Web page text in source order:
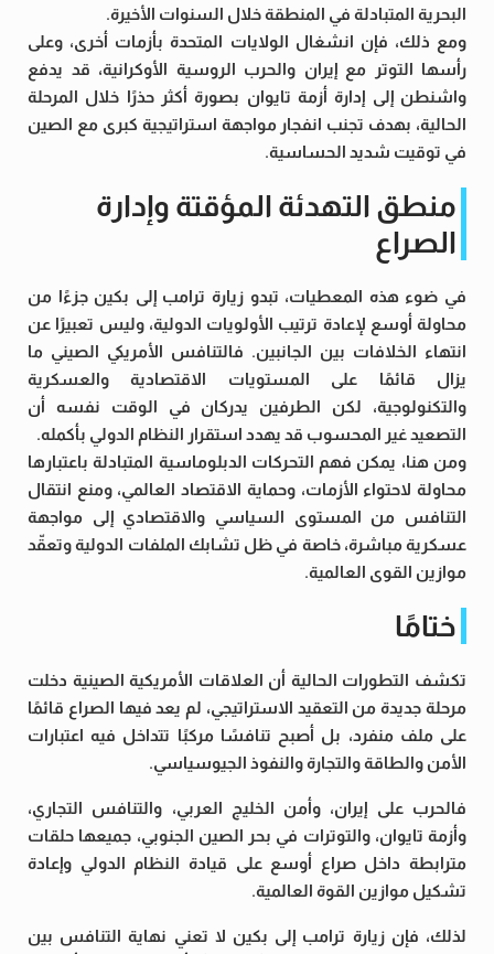
البحرية المتبادلة في المنطقة خلال السنوات الأخيرة.
ومع ذلك، فإن انشغال الولايات المتحدة بأزمات أخرى، وعلى
رأسها التوتر مع إيران والحرب الروسية الأوكرانية، قد يدفع
واشنطن إلى إدارة أزمة تايوان بصورة أكثر حذرًا خلال المرحلة
الحالية، بهدف تجنب انفجار مواجهة استراتيجية كبرى مع الصين
في توقيت شديد الحساسية.
منطق التهدئة المؤقتة وإدارة
الصراع
في ضوء هذه المعطيات، تبدو زيارة ترامب إلى بكين جزءًا من
محاولة أوسع لإعادة ترتيب الأولويات الدولية، وليس تعبيرًا عن
انتهاء الخلافات بين الجانبين. فالتنافس الأمريكي الصيني ما
يزال قائمًا على المستويات الاقتصادية والعسكرية
والتكنولوجية، لكن الطرفين يدركان في الوقت نفسه أن
التصعيد غير المحسوب قد يهدد استقرار النظام الدولي بأكمله.
ومن هنا، يمكن فهم التحركات الدبلوماسية المتبادلة باعتبارها
محاولة لاحتواء الأزمات، وحماية الاقتصاد العالمي، ومنع انتقال
التنافس من المستوى السياسي والاقتصادي إلى مواجهة
عسكرية مباشرة، خاصة في ظل تشابك الملفات الدولية وتعقّد
موازين القوى العالمية.
ختامًا
تكشف التطورات الحالية أن العلاقات الأمريكية الصينية دخلت
مرحلة جديدة من التعقيد الاستراتيجي، لم يعد فيها الصراع قائمًا
على ملف منفرد، بل أصبح تنافسًا مركبًا تتداخل فيه اعتبارات
الأمن والطاقة والتجارة والنفوذ الجيوسياسي.
فالحرب على إيران، وأمن الخليج العربي، والتنافس التجاري،
وأزمة تايوان، والتوترات في بحر الصين الجنوبي، جميعها حلقات
مترابطة داخل صراع أوسع على قيادة النظام الدولي وإعادة
تشكيل موازين القوة العالمية.
لذلك، فإن زيارة ترامب إلى بكين لا تعني نهاية التنافس بين